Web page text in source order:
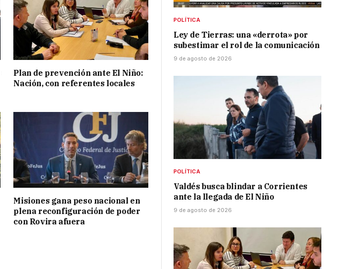
Plan de prevención ante El Niño:
Nación, con referentes locales
Misiones gana peso nacional en
plena reconfiguración de poder
con Rovira afuera
POLÍTICA
Ley de Tierras: una «derrota» por
subestimar el rol de la comunicación
9 de agosto de 2026
POLÍTICA
Valdés busca blindar a Corrientes
ante la llegada de El Niño
9 de agosto de 2026